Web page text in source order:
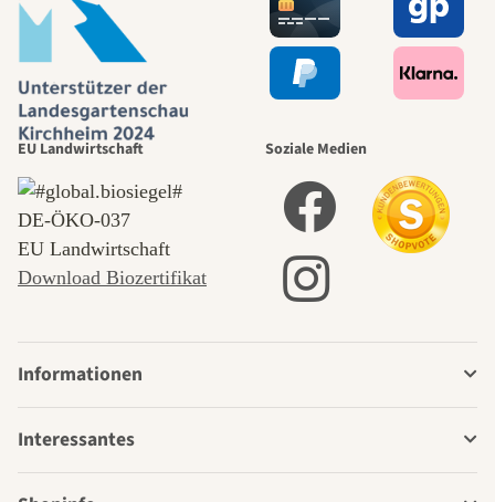
EU Landwirtschaft
DE‑ÖKO‑037
EU Landwirtschaft
Download Biozertifikat
Soziale Medien
Informationen
Interessantes